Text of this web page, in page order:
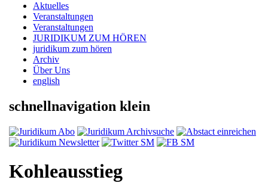
Aktuelles
Veranstaltungen
Veranstaltungen
JURIDIKUM ZUM HÖREN
juridikum zum hören
Archiv
Über Uns
english
schnellnavigation klein
Kohleausstieg